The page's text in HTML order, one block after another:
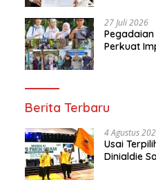
27 Juli 2026
Pegadaian
Perkuat
Berita Terbaru
4 Agustus
Usai
Dinialdie